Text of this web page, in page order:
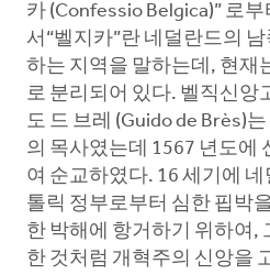
카 (Confessio Belgica)” 로
서“벨지카”란 네덜란드의
하는 지역을 말하는데, 현재
로 분리되어 있다. 벨직신앙
도 드 브레 (Guido de Brès)
의 목사였는데 1567 년도에
여 순교하였다. 16 세기에
톨릭 정부로부터 심한 핍박
한 박해에 항거하기 위하여,
한 것처럼 개혁주의 신앙을